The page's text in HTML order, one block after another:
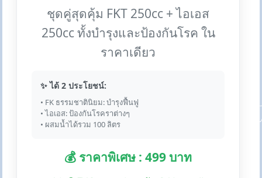
ชุดคู่สุดคุ้ม FKT 250cc + ไอเอส
250cc ทั้งบำรุงและป้องกันโรค ใน
ราคาเดียว
✨ ได้ 2 ประโยชน์:
• FK ธรรมชาตินิยม: บำรุงฟื้นฟู
• ไอเอส: ป้องกันโรคราต่างๆ
• ผสมน้ำได้รวม 100 ลิตร
💰 ราคาพิเศษ : 499 บาท